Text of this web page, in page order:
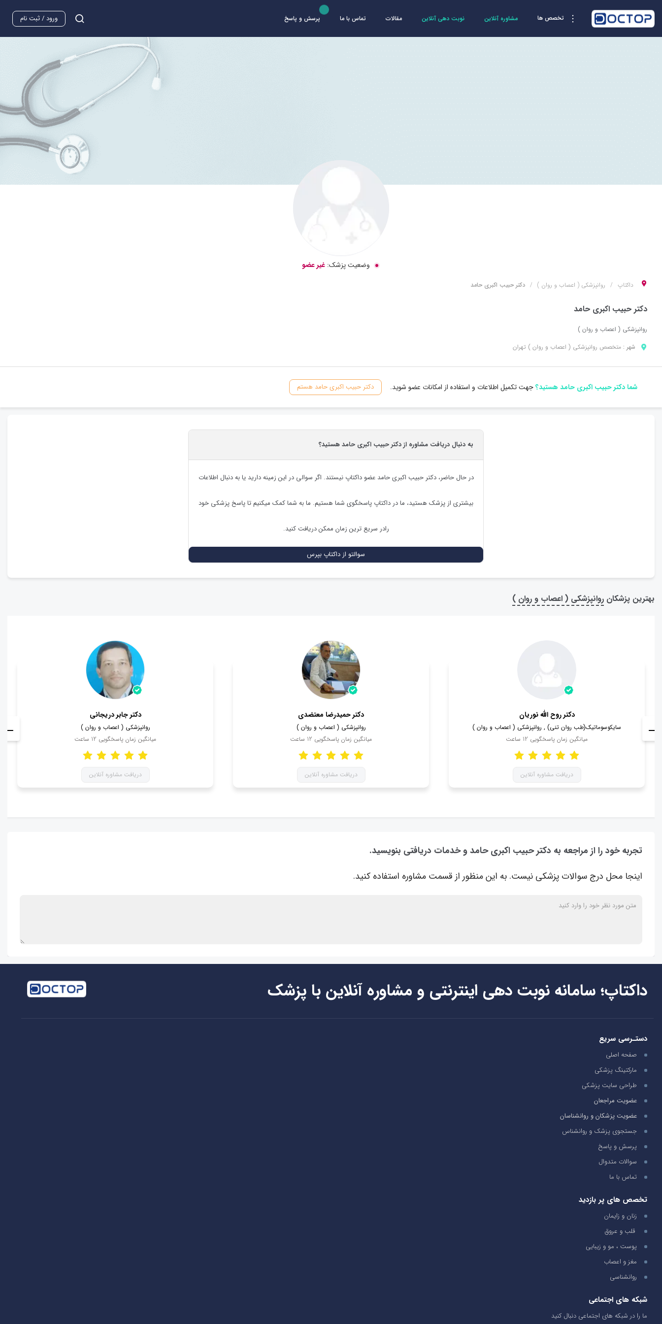
تخصص ها مشاوره آنلاین نوبت دهی آنلاین مقالات تماس با ما پرسش و پاسخ ورود / ثبت نام
وضعیت پزشک: غیر عضو
داکتاپ روانپزشکی ( اعصاب و روان ) دکتر حبیب اکبری حامد
دکتر حبیب اکبری حامد
روانپزشکی ( اعصاب و روان )
شهر : متخصص روانپزشکی ( اعصاب و روان ) تهران
شما دکتر حبیب اکبری حامد هستید؟جهت تکمیل اطلاعات و استفاده از امکانات عضو شوید. دکتر حبیب اکبری حامد هستم
به دنبال دریافت مشاوره از دکتر حبیب اکبری حامد هستید؟
در حال حاضر،دکتر حبیب اکبری حامد عضو داکتاپ نیستند. اگر سوالی در این زمینه دارید یا به دنبال اطلاعات
بیشتری از پزشک هستید، ما در داکتاپ پاسخگوی شما هستیم. ما به شما کمک میکنیم تا پاسخ پزشکی خود
رادر سریع ترین زمان ممکن دریافت کنید.
سوالتو از داکتاپ بپرس
بهترین پزشکان روانپزشکی ( اعصاب و روان )
دکتر جابر دریجانی
روانپزشکی ( اعصاب و روان )
میانگین زمان پاسخگویی 12 ساعت
دریافت مشاوره آنلاین
دکتر حمیدرضا معتضدی
روانپزشکی ( اعصاب و روان )
میانگین زمان پاسخگویی 12 ساعت
دریافت مشاوره آنلاین
دکتر روح الله نوریان
سایکوسوماتیک(طب روان تنی) , روانپزشکی ( اعصاب و روان )
میانگین زمان پاسخگویی 12 ساعت
دریافت مشاوره آنلاین
تجربه خود را از مراجعه به دکتر حبیب اکبری حامد و خدمات دریافتی بنویسید.
اینجا محل درج سوالات پزشکی نیست. به این منظور از قسمت مشاوره استفاده کنید.
داکتاپ؛ سامانه نوبت دهی اینترنتی و مشاوره آنلاین با پزشک
دستـرسی سریع
صفحه اصلی
مارکتینگ پزشکی
طراحی سایت پزشکی
عضویت مراجعان
عضویت پزشکان و روانشناسان
جستجوی پزشک و روانشناس
پرسش و پاسخ
سوالات متدوال
تماس با ما
تخصص های پر بازدید
زنان و زایمان
قلب و عروق
پوست ، مو و زیبایی
مغز و اعصاب
روانشناسی
شبکه های اجتماعی
ما را در شبکه های اجتماعی دنبال کنید